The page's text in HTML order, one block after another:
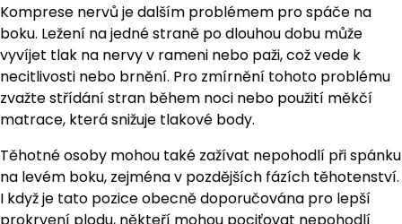
Komprese nervů je dalším problémem pro spáče na
boku. Ležení na jedné straně po dlouhou dobu může
vyvíjet tlak na nervy v rameni nebo paži, což vede k
necitlivosti nebo brnění. Pro zmírnění tohoto problému
zvažte střídání stran během noci nebo použití měkčí
matrace, která snižuje tlakové body.
Těhotné osoby mohou také zažívat nepohodlí při spánku
na levém boku, zejména v pozdějších fázích těhotenství.
I když je tato pozice obecně doporučována pro lepší
prokrvení plodu, někteří mohou pociťovat nepohodlí